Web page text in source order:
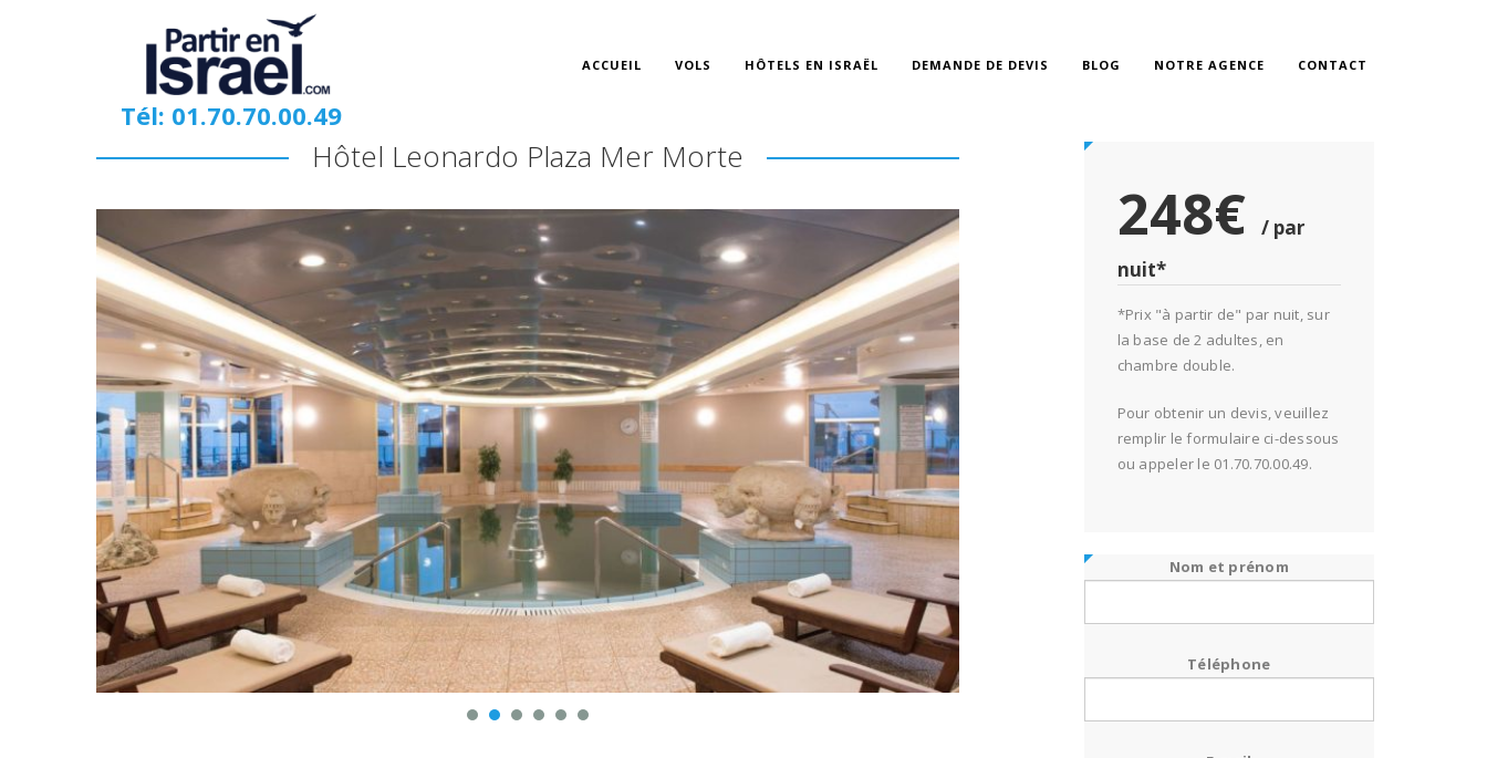
Tél: 01.70.70.00.49
ACCUEIL VOLS HÔTELS EN ISRAËL DEMANDE DE DEVIS BLOG NOTRE AGENCE CONTACT
Hôtel Leonardo Plaza Mer Morte
248€
/ par
nuit*
*Prix "à partir de" par nuit, sur
la base de 2 adultes, en
chambre double.
Pour obtenir un devis, veuillez
remplir le formulaire ci-dessous
ou appeler le 01.70.70.00.49.
Nom et prénom
Téléphone